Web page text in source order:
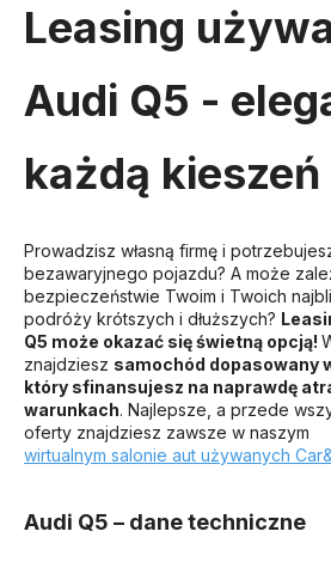
Leasing
Audi Q5 -
każdą kieszeń
Prowadzisz własną firmę i
bezawaryjnego pojazdu? A może
bezpieczeństwie Twoim i Twoich
podróży krótszych i dłuższych?
Q5 może okazać się świetną opcją!
znajdziesz samochód dopasowany
który sfinansujesz na naprawdę
warunkach. Najlepsze, a przede
oferty znajdziesz zawsze w naszym
wirtualnym salonie aut używanych
Audi Q5 – dane techniczne